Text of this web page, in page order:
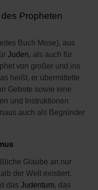
Propheten
Buch Mose), aus
Juden, als auch für
von großer und ins
heißt, er übermittelte
Gebote sowie eine
und Instruktionen
auch als Begründer
Glaube an nur
der Welt existiert.
das Judentum, das